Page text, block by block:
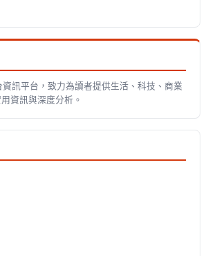
訊平台，致力為讀者提供生活、科技、商業
資訊與深度分析。